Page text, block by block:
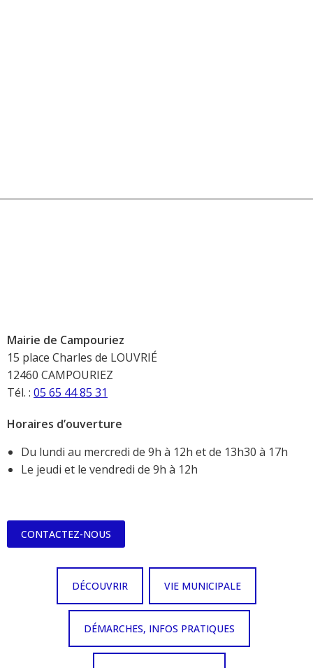
Mairie de Campouriez
15 place Charles de LOUVRIÉ
12460 CAMPOURIEZ
Tél. : 05 65 44 85 31
Horaires d’ouverture
Du lundi au mercredi de 9h à 12h et de 13h30 à 17h
Le jeudi et le vendredi de 9h à 12h
CONTACTEZ-NOUS
DÉCOUVRIR VIE MUNICIPALE
DÉMARCHES, INFOS PRATIQUES